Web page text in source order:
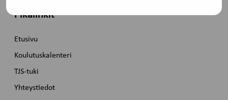
Pikalinkit
Etusivu
Koulutuskalenteri
TJS-tuki
Yhteystiedot